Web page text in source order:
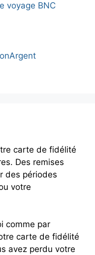
voyage BNC
carte de fidélité
Des remises
des périodes
votre
comme par
carte de fidélité
avez perdu votre